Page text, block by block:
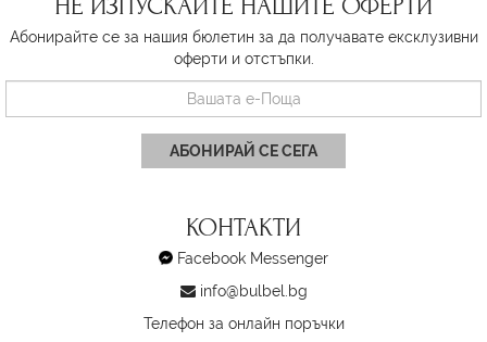
НЕ ИЗПУСКАЙТЕ НАШИТЕ ОФЕРТИ
Абонирайте се за нашия бюлетин за да получавате ексклузивни
оферти и отстъпки.
АБОНИРАЙ СЕ СЕГА
КОНТАКТИ
Facebook Messenger
info@bulbel.bg
Телефон за онлайн поръчки